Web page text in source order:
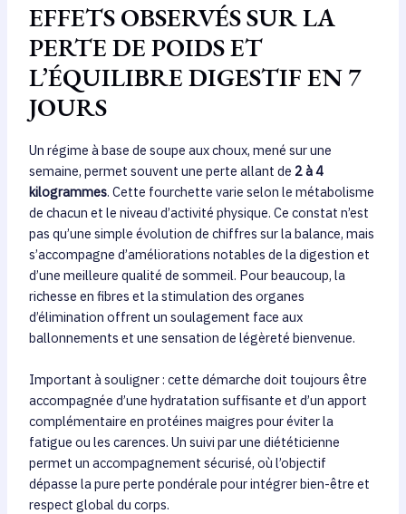
EFFETS OBSERVÉS SUR LA
PERTE DE POIDS ET
L’ÉQUILIBRE DIGESTIF EN 7
JOURS
Un régime à base de soupe aux choux, mené sur une
semaine, permet souvent une perte allant de 2 à 4
kilogrammes. Cette fourchette varie selon le métabolisme
de chacun et le niveau d’activité physique. Ce constat n’est
pas qu’une simple évolution de chiffres sur la balance, mais
s’accompagne d’améliorations notables de la digestion et
d’une meilleure qualité de sommeil. Pour beaucoup, la
richesse en fibres et la stimulation des organes
d’élimination offrent un soulagement face aux
ballonnements et une sensation de légèreté bienvenue.
Important à souligner : cette démarche doit toujours être
accompagnée d’une hydratation suffisante et d’un apport
complémentaire en protéines maigres pour éviter la
fatigue ou les carences. Un suivi par une diététicienne
permet un accompagnement sécurisé, où l’objectif
dépasse la pure perte pondérale pour intégrer bien-être et
respeсt global du corps.